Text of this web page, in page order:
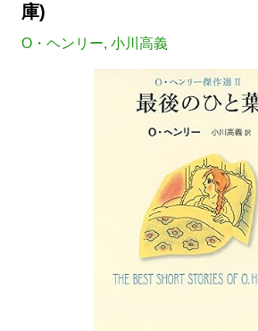
庫)
O・ヘンリー, 小川高義